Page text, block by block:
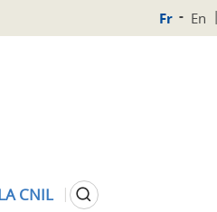
Fr En
CNIL Rechercher